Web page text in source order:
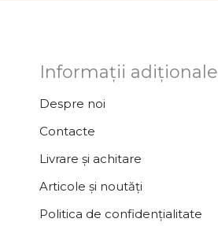
Informații adiționale
Despre noi
Contacte
Livrare și achitare
Articole și noutăți
Politica de confidențialitate